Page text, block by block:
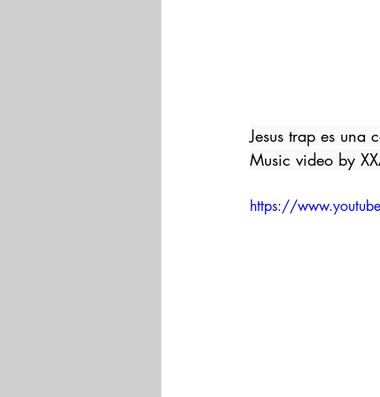
Jesus trap es
Music video by
https://